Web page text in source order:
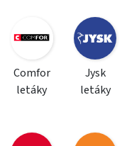
Comfor
letáky
Jysk
letáky